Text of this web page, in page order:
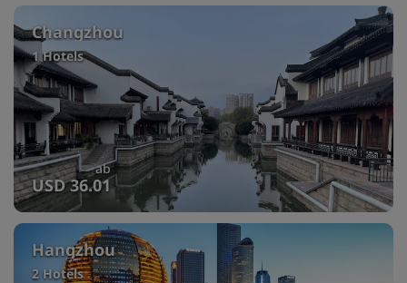
Changzhou
1 Hotels
ab
USD 36.01
Hangzhou
2 Hotels